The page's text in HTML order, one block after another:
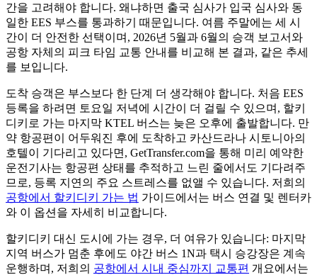
간을 고려해야 합니다. 왜냐하면 출국 심사가 입국 심사와 동
일한 EES 부스를 통과하기 때문입니다. 여름 주말에는 세 시
간이 더 안전한 선택이며, 2026년 5월과 6월의 승객 보고서와
공항 자체의 피크 타임 교통 안내를 비교해 본 결과, 같은 추세
를 보입니다.
도착 승객은 부스보다 한 단계 더 생각해야 합니다. 처음 EES
등록을 하려면 토요일 저녁에 시간이 더 걸릴 수 있으며, 할키
디키로 가는 마지막 KTEL 버스는 늦은 오후에 출발합니다. 만
약 항공편이 어두워진 후에 도착하고 카산드라나 시토니아의
호텔이 기다리고 있다면, GetTransfer.com을 통해 미리 예약한
운전기사는 항공편 상태를 추적하고 느린 줄에서도 기다려주
므로, 등록 지연의 주요 스트레스를 없앨 수 있습니다. 저희의
공항에서 할키디키 가는 법 가이드에서는 버스 연결 및 렌터카
와 이 옵션을 자세히 비교합니다.
할키디키 대신 도시에 가는 경우, 더 여유가 있습니다: 마지막
지역 버스가 멈춘 후에도 야간 버스 1N과 택시 승강장은 계속
운행하며, 저희의 공항에서 시내 중심까지 교통편 개요에서는